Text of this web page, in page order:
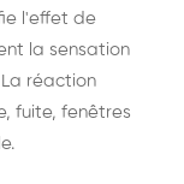
l'effet de
la sensation
réaction
fuite, fenêtres